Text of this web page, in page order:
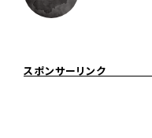
スポンサーリンク